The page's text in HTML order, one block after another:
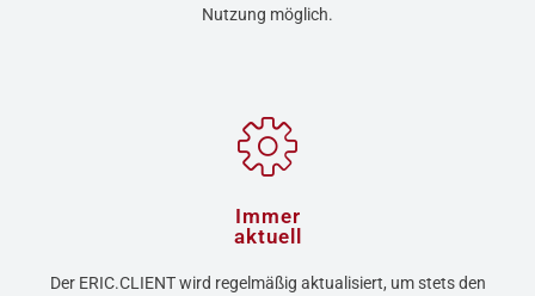
Nutzung möglich.
Immer
aktuell
Der ERIC.CLIENT wird regelmäßig aktualisiert, um stets den